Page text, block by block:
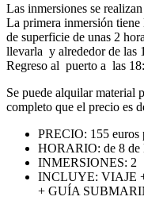
Las inmersiones se
La primera inmersión
de superficie de unas 2
llevarla y alrededor de las
Regreso al puerto a las
Se puede alquilar material
completo que el precio es
PRECIO: 155 euros
HORARIO: de 8 de
INMERSIONES: 2
INCLUYE: VIAJE
+ GUÍA